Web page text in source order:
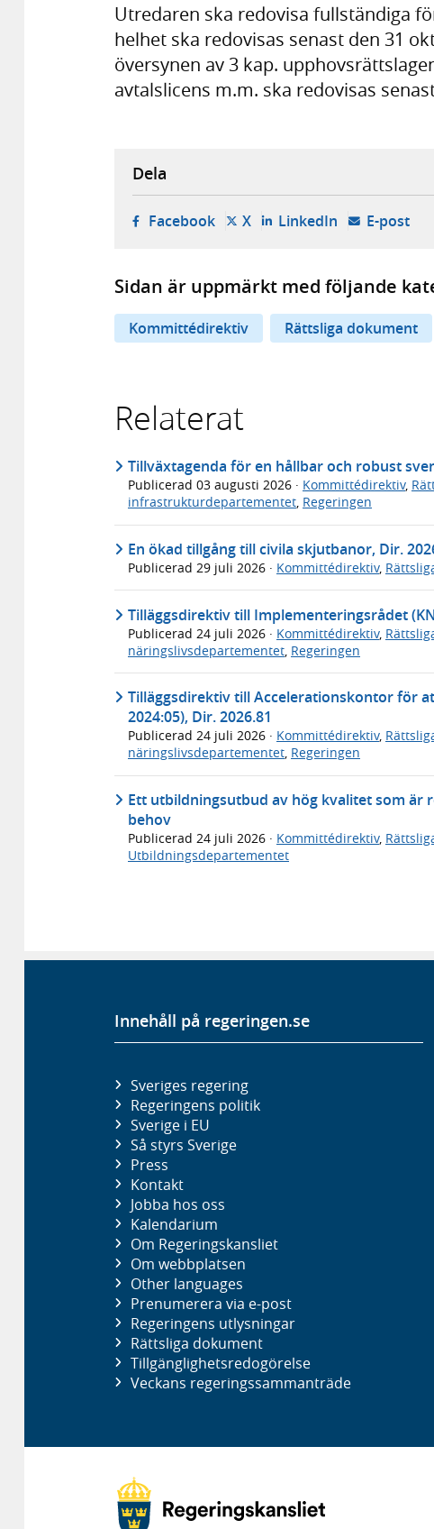
Utredaren ska redovisa fullständiga
helhet ska redovisas senast den 31
översynen av 3 kap.
avtalslicens m.m. ska redovisas
Dela
Facebook- öppnas i ny flik, extern
X- öppnas i ny flik, extern
LinkedIn- öppnas i ny
E-post-
Sidan är uppmärkt med följande
Kommittédirektiv Rättsliga dokument
Relaterat
Tillväxtagenda för en hållbar och robust
Publicerad 03 augusti 2026 · Kommittédirektiv,
infrastrukturdepartementet, Regeringen
En ökad tillgång till civila skjutbanor, Dir.
Publicerad 29 juli 2026 · Kommittédirektiv,
Tilläggsdirektiv till Implementeringsrådet
Publicerad 24 juli 2026 · Kommittédirektiv,
näringslivsdepartementet Regeringen
Tilläggsdirektiv till Accelerationskontor för
2024:05), Dir. 2026.81
Publicerad 24 juli 2026 · Kommittédirektiv,
näringslivsdepartementet, Regeringen
Ett utbildningsutbud av hög kvalitet som är
behov
Publicerad 24 juli 2026 · Kommittédirektiv,
Utbildningsdepartementet
Innehåll på regeringen.se
Sveriges regering
Regeringens politik
Sverige i EU
Så styrs Sverige
Press
Kontakt
Jobba hos oss
Kalendarium
Om Regeringskansliet
Om webbplatsen
Other languages
Prenumerera via e-post
Regeringens utlysningar
Rättsliga dokument
Tillgänglighetsredogörelse
Veckans regeringssammanträde